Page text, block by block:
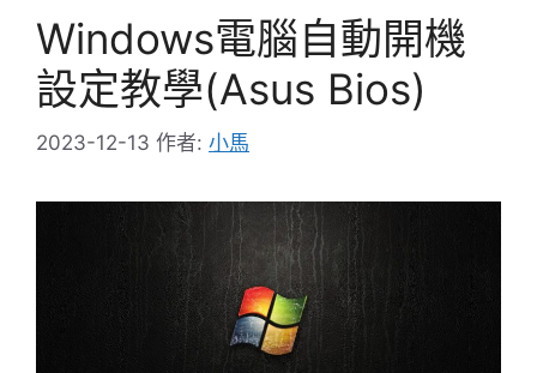
Windows電腦自動開機
設定教學(Asus Bios)
2023-12-13 作者: 小馬